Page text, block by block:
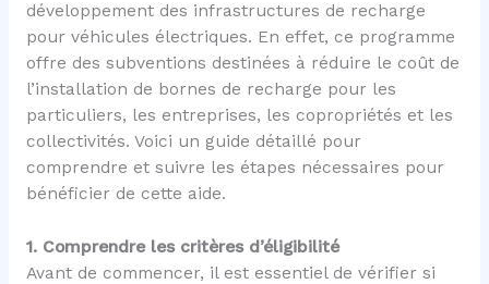
développement des infrastructures de recharge
pour véhicules électriques. En effet, ce programme
offre des subventions destinées à réduire le coût de
l’installation de bornes de recharge pour les
particuliers, les entreprises, les copropriétés et les
collectivités. Voici un guide détaillé pour
comprendre et suivre les étapes nécessaires pour
bénéficier de cette aide.
1. Comprendre les critères d’éligibilité
Avant de commencer, il est essentiel de vérifier si